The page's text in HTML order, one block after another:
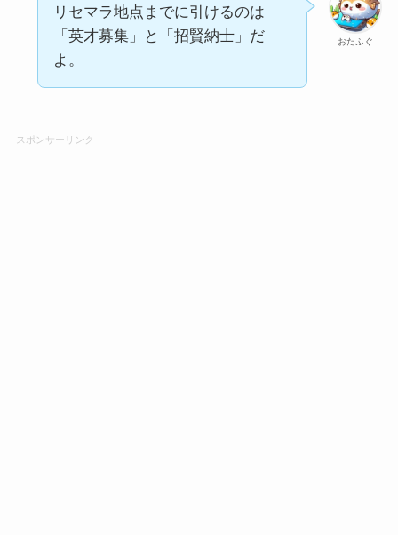
おたふぐ
リセマラ地点までに引けるのは
「英才募集」と「招賢納士」だ
よ。
スポンサーリンク